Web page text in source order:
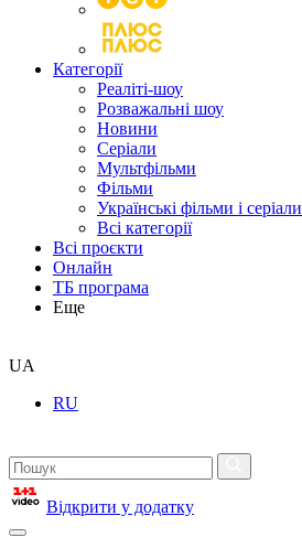
Категорії
Реаліті-шоу
Розважальні шоу
Новини
Серіали
Мультфільми
Фільми
Українські фільми і серіали
Всі категорії
Всі проєкти
Онлайн
ТБ програма
Еще
UA
RU
Відкрити у додатку